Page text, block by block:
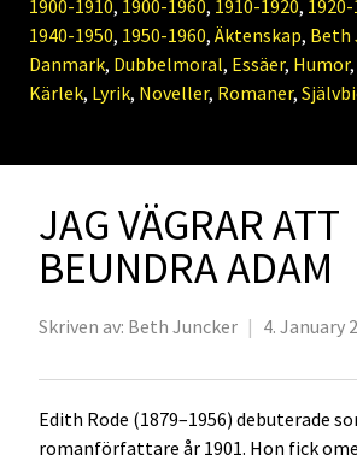
1900-1910, 1900-1960, 1910-1920,
1940-1950, 1950-1960, Äktenskap, Beth
Danmark, Dubbelmoral, Essäer, Humor,
Kärlek, Lyrik, Noveller, Romaner,
JAG VÄGRAR ATT
BEUNDRA ADAM
Skriven av: Beth Juncker | 4. January
Edith Rode (1879–1956) debuterade
romanförfattare år 1901. Hon fick